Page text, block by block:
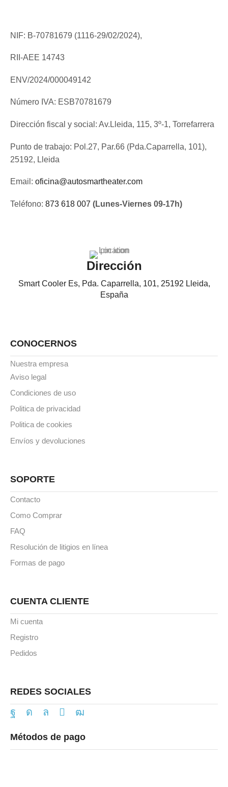
NIF: B-70781679 (1116-29/02/2024),
RII-AEE 14743
ENV/2024/000049142
Número IVA: ESB70781679
Dirección fiscal y social: Av.Lleida, 115, 3º-1, Torrefarrera
Punto de trabajo: Pol.27, Par.66 (Pda.Caparrella, 101),
25192, Lleida
Email: oficina@autosmartheater.com
Teléfono: 873 618 007 (Lunes-Viernes 09-17h)
Dirección
Smart Cooler Es, Pda. Caparrella, 101, 25192 Lleida,
España
CONOCERNOS
Nuestra empresa
Aviso legal
Condiciones de uso
Politica de privacidad
Politica de cookies
Envíos y devoluciones
SOPORTE
Contacto
Como Comprar
FAQ
Resolución de litigios en línea
Formas de pago
CUENTA CLIENTE
Mi cuenta
Registro
Pedidos
REDES SOCIALES
Métodos de pago